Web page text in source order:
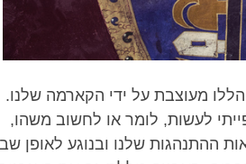
הללו מעוצבת על ידי הקארמה שלנו.
לעשות, לומר או לחשוב משהו,
ההתנהגות שלנו ובנוגע לאופן